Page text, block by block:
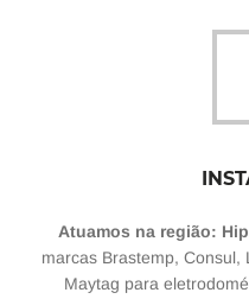
Atuamos na região:
marcas Brastemp, Consul,
Maytag para